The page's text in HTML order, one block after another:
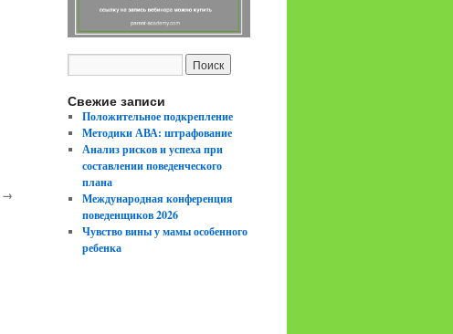
→
Свежие записи
Положительное подкрепление
Методики АВА: штрафование
Анализ рисков и успеха при
составлении поведенческого
плана
Международная конференция
поведенщиков 2026
Чувство вины у мамы особенного
ребенка